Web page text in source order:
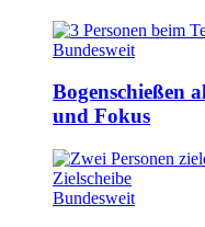
Bundesweit
Bogenschießen
und Fokus
Bundesweit